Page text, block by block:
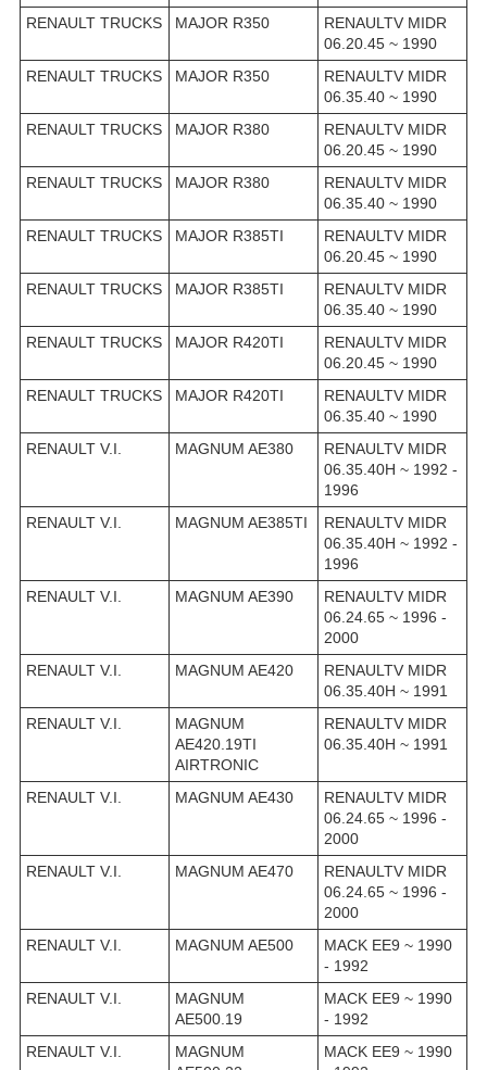
RENAULT TRUCKS
MAJOR R350
RENAULTV MIDR
06.20.45 ~ 1990
RENAULT TRUCKS
MAJOR R350
RENAULTV MIDR
06.35.40 ~ 1990
RENAULT TRUCKS
MAJOR R380
RENAULTV MIDR
06.20.45 ~ 1990
RENAULT TRUCKS
MAJOR R380
RENAULTV MIDR
06.35.40 ~ 1990
RENAULT TRUCKS
MAJOR R385TI
RENAULTV MIDR
06.20.45 ~ 1990
RENAULT TRUCKS
MAJOR R385TI
RENAULTV MIDR
06.35.40 ~ 1990
RENAULT TRUCKS
MAJOR R420TI
RENAULTV MIDR
06.20.45 ~ 1990
RENAULT TRUCKS
MAJOR R420TI
RENAULTV MIDR
06.35.40 ~ 1990
RENAULT V.I.
MAGNUM AE380
RENAULTV MIDR
06.35.40H ~ 1992 -
1996
RENAULT V.I.
MAGNUM AE385TI
RENAULTV MIDR
06.35.40H ~ 1992 -
1996
RENAULT V.I.
MAGNUM AE390
RENAULTV MIDR
06.24.65 ~ 1996 -
2000
RENAULT V.I.
MAGNUM AE420
RENAULTV MIDR
06.35.40H ~ 1991
RENAULT V.I.
MAGNUM
AE420.19TI
AIRTRONIC
RENAULTV MIDR
06.35.40H ~ 1991
RENAULT V.I. MAGNUM AE430
RENAULTV MIDR
06.24.65 ~ 1996 -
2000
RENAULT V.I.
MAGNUM AE470
RENAULTV MIDR
06.24.65 ~ 1996 -
2000
RENAULT V.I.
MAGNUM AE500
MACK EE9 ~ 1990
- 1992
RENAULT V.I.
MAGNUM
AE500.19
MACK EE9 ~ 1990
- 1992
RENAULT V.I.
MAGNUM
MACK EE9 ~ 1990